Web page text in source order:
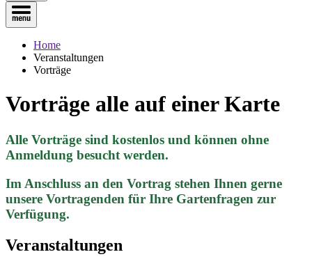
Home
Veranstaltungen
Vorträge
Vorträge alle auf einer Karte
Alle Vorträge sind kostenlos und können ohne
Anmeldung besucht werden.
Im Anschluss an den Vortrag stehen Ihnen gerne
unsere Vortragenden für Ihre Gartenfragen zur
Verfügung.
Veranstaltungen